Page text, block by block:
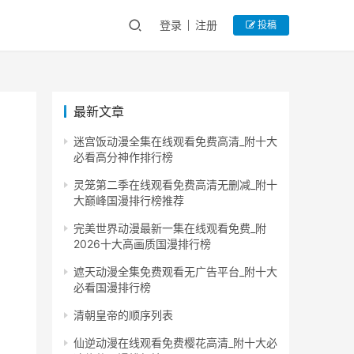
登录 注册 投稿
最新文章
迷宫饭动漫全集在线观看免费高清_附十大
必看高分神作排行榜
灵笼第二季在线观看免费高清无删减_附十
大巅峰国漫排行榜推荐
完美世界动漫最新一集在线观看免费_附
2026十大高画质国漫排行榜
遮天动漫全集免费观看无广告平台_附十大
必看国漫排行榜
清朝皇帝的顺序列表
仙逆动漫在线观看免费樱花高清_附十大必